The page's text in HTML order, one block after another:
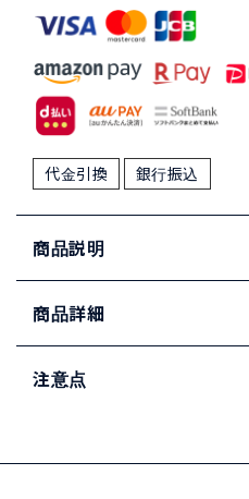
代金引換 銀行振込
商品説明
商品詳細
注意点